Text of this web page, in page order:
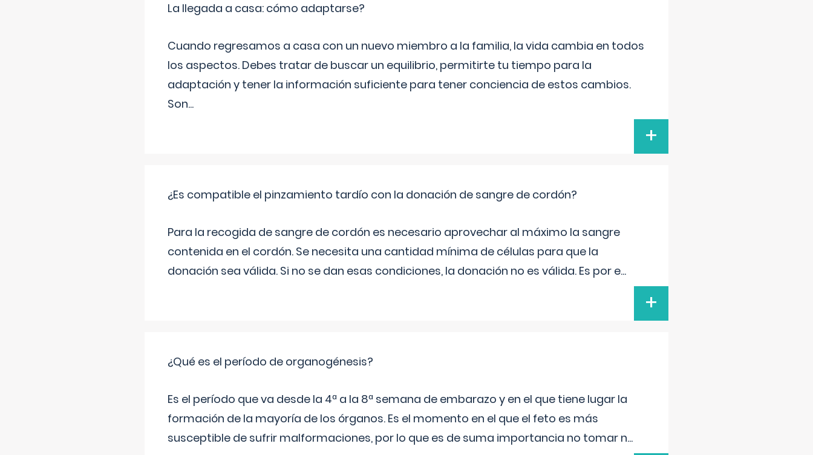
La llegada a casa: cómo adaptarse?
Cuando regresamos a casa con un nuevo miembro a la familia, la vida cambia en todos
los aspectos. Debes tratar de buscar un equilibrio, permitirte tu tiempo para la
adaptación y tener la información suficiente para tener conciencia de estos cambios.
Son...
+
¿Es compatible el pinzamiento tardío con la donación de sangre de cordón?
Para la recogida de sangre de cordón es necesario aprovechar al máximo la sangre
contenida en el cordón. Se necesita una cantidad mínima de células para que la
donación sea válida. Si no se dan esas condiciones, la donación no es válida. Es por e...
+
¿Qué es el período de organogénesis?
Es el período que va desde la 4ª a la 8ª semana de embarazo y en el que tiene lugar la
formación de la mayoría de los órganos. Es el momento en el que el feto es más
susceptible de sufrir malformaciones, por lo que es de suma importancia no tomar n...